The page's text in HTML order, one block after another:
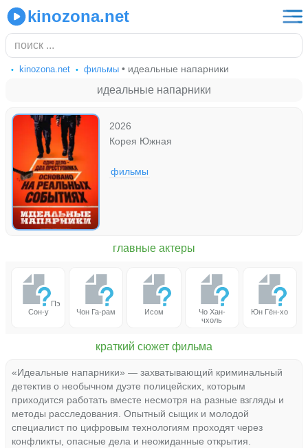
kinozona.net
kinozona.net фильмы • идеальные напарники
идеальные напарники
2026
Корея Южная
фильмы
главные актеры
Пэ
Сон-у
Чон Га-рам Исом
Чо Хан-
чхоль
Юн Гён-хо
краткий сюжет фильма
«Идеальные напарники» — захватывающий криминальный
детектив о необычном дуэте полицейских, которым
приходится работать вместе несмотря на разные взгляды и
методы расследования. Опытный сыщик и молодой
специалист по цифровым технологиям проходят через
конфликты, опасные дела и неожиданные открытия.